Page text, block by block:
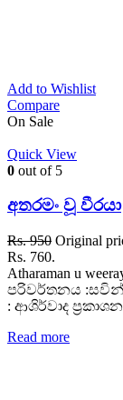
Add to Wishlist
Compare
On Sale
Quick View
0 out of 5
අතරමං වූ වීරයා
Rs.950 Original
Rs. 760.
Atharaman u
පරිවර්තනය :සවින්දි
: ආශිර්වාද ප්‍රකාශන
Read more